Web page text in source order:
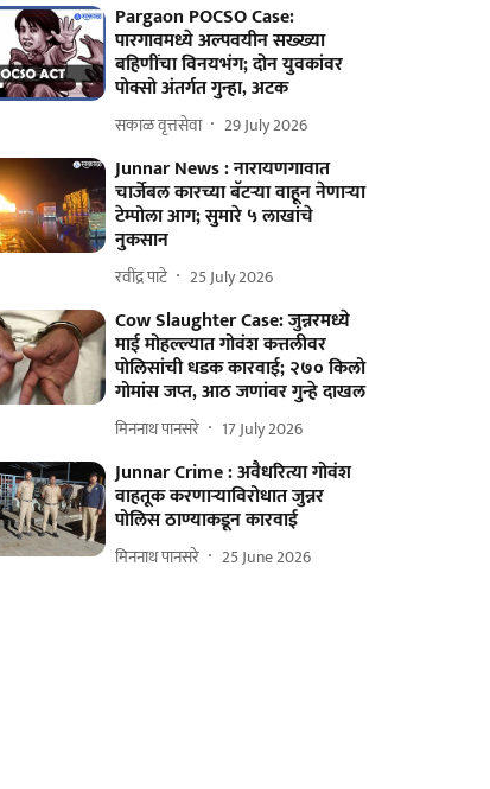
Pargaon POCSO Case:
पारगावमध्ये अल्पवयीन सख्ख्या
बहिणींचा विनयभंग; दोन युवकांवर
पोक्सो अंतर्गत गुन्हा, अटक
सकाळ वृत्तसेवा 29 July 2026
Junnar News : नारायणगावात
चार्जेबल कारच्या बॅटऱ्या वाहून नेणाऱ्या
टेम्पोला आग; सुमारे ५ लाखांचे
नुकसान
रवींद्र पाटे 25 July 2026
Cow Slaughter Case: जुन्नरमध्ये
माई मोहल्ल्यात गोवंश कत्तलीवर
पोलिसांची धडक कारवाई; २७० किलो
गोमांस जप्त, आठ जणांवर गुन्हे दाखल
मिननाथ पानसरे 17 July 2026
Junnar Crime : अवैधरित्या गोवंश
वाहतूक करणाऱ्याविरोधात जुन्नर
पोलिस ठाण्याकडून कारवाई
मिननाथ पानसरे 25 June 2026